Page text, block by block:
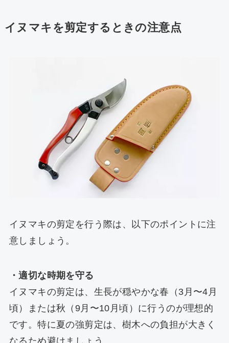
イヌマキを剪定するときの注意点
イヌマキの剪定を行う際は、以下のポイントに注
意しましょう。
・適切な時期を守る
イヌマキの剪定は、生長が穏やかな春（3月〜4月
頃）または秋（9月〜10月頃）に行うのが理想的
です。特に夏の強剪定は、樹木への負担が大きく